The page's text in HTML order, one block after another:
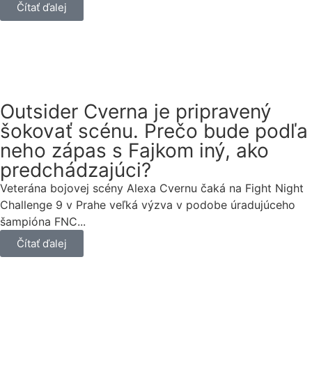
Čítať ďalej
Outsider Cverna je pripravený
šokovať scénu. Prečo bude podľa
neho zápas s Fajkom iný, ako
predchádzajúci?
Veterána bojovej scény Alexa Cvernu čaká na Fight Night
Challenge 9 v Prahe veľká výzva v podobe úradujúceho
šampióna FNC...
Čítať ďalej